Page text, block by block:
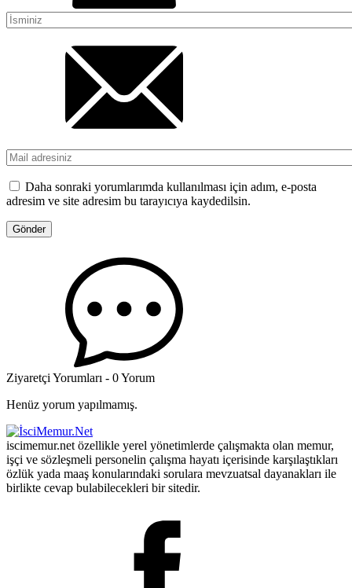
Daha sonraki yorumlarımda kullanılması için adım, e-posta
adresim ve site adresim bu tarayıcıya kaydedilsin.
Ziyaretçi Yorumları - 0 Yorum
Henüz yorum yapılmamış.
iscimemur.net özellikle yerel yönetimlerde çalışmakta olan memur,
işçi ve sözleşmeli personelin çalışma hayatı içerisinde karşılaştıkları
özlük yada maaş konularındaki sorulara mevzuatsal dayanakları ile
birlikte cevap bulabilecekleri bir sitedir.